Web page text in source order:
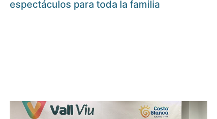
espectáculos para toda la familia